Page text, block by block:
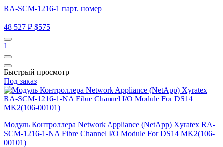
RA-SCM-1216-1 парт. номер
48 527 ₽ $575
1
Быстрый просмотр
Под заказ
Модуль Контроллера Network Appliance (NetApp) Xyratex RA-
SCM-1216-1-NA Fibre Channel I/O Module For DS14 MK2(106-
00101)